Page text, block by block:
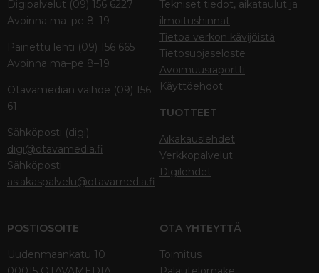
Digipalvelut (09) 156 6227
Avoinna ma–pe 8–19
Painettu lehti (09) 156 665
Avoinna ma–pe 8–19
Otavamedian vaihde (09) 156
61
Sähköposti (digi)
digi@otavamedia.fi
Sähköposti
asiakaspalvelu@otavamedia.fi
Tekniset tiedot, aikataulut ja
ilmoitushinnat
Tietoa verkon kävijöistä
Tietosuojaseloste
Avoimuusraportti
Käyttöehdot
TUOTTEET
Aikakauslehdet
Verkkopalvelut
Digilehdet
POSTIOSOITE
Uudenmaankatu 10
OTA YHTEYTTÄ
Toimitus